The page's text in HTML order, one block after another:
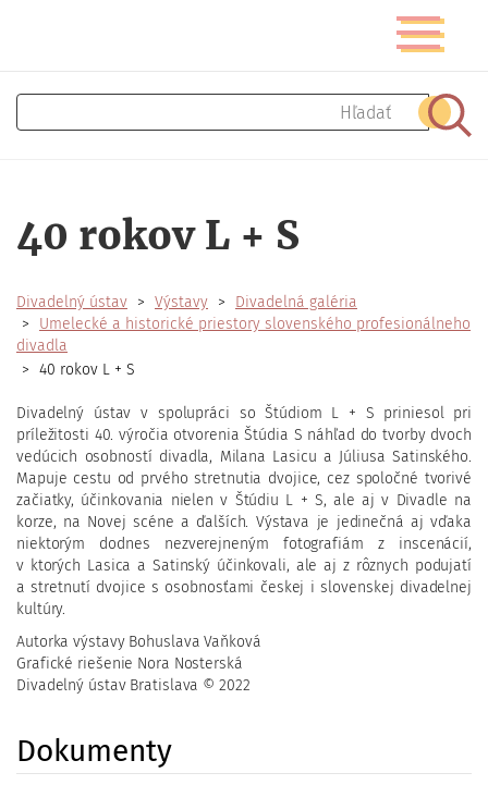
obsah
Prepnúť
navigáciu
Hľadať
40 rokov L + S
Divadelný ústav Výstavy
Divadelná galéria
Umelecké a historické priestory slovenského profesionálneho
divadla
40 rokov L + S
Divadelný ústav v spolupráci so Štúdiom L + S priniesol pri
príležitosti 40. výročia otvorenia Štúdia S náhľad do tvorby dvoch
vedúcich osobností divadla, Milana Lasicu a Júliusa Satinského.
Mapuje cestu od prvého stretnutia dvojice, cez spoločné tvorivé
začiatky, účinkovania nielen v Štúdiu L + S, ale aj v Divadle na
korze, na Novej scéne a ďalších. Výstava je jedinečná aj vďaka
niektorým dodnes nezverejneným fotografiám z inscenácií,
v ktorých Lasica a Satinský účinkovali, ale aj z rôznych podujatí
a stretnutí dvojice s osobnosťami českej i slovenskej divadelnej
kultúry.
Autorka výstavy Bohuslava Vaňková
Grafické riešenie Nora Nosterská
Divadelný ústav Bratislava © 2022
Dokumenty